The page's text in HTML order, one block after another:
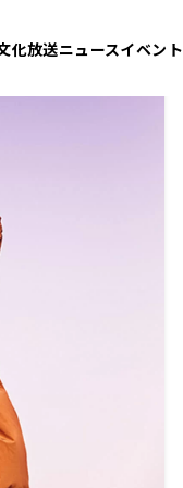
化放送ニュースイベント